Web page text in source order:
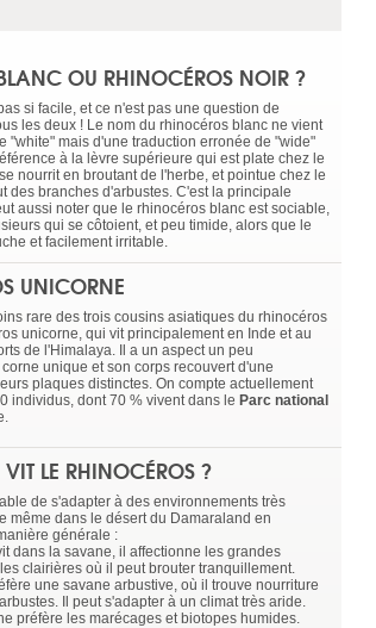
OU RHINOCÉROS NOIR ?
si facile, et ce n'est pas une question de
les deux ! Le nom du rhinocéros blanc ne vient
"white" mais d'une traduction erronée de "wide"
à la lèvre supérieure qui est plate chez le
nourrit en broutant de l'herbe, et pointue chez le
des branches d'arbustes. C'est la principale
aussi noter que le rhinocéros blanc est sociable,
qui se côtoient, et peu timide, alors que le
et facilement irritable.
UNICORNE
rare des trois cousins asiatiques du rhinocéros
unicorne, qui vit principalement en Inde et au
de l'Himalaya. Il a un aspect un peu
unique et son corps recouvert d'une
plaques distinctes. On compte actuellement
individus, dont 70 % vivent dans le Parc national
LE RHINOCÉROS ?
de s'adapter à des environnements très
même dans le désert du Damaraland en
générale :
dans la savane, il affectionne les grandes
clairières où il peut brouter tranquillement.
une savane arbustive, où il trouve nourriture
Il peut s'adapter à un climat très aride.
préfère les marécages et biotopes humides.